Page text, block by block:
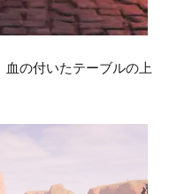
の付いたテーブルの上